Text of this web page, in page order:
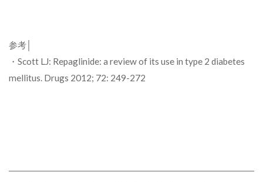
参考│
・Scott LJ: Repaglinide: a review of its use in type 2 diabetes
mellitus. Drugs 2012; 72: 249-272